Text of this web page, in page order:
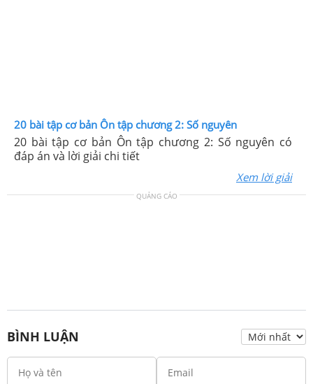
20 bài tập cơ bản Ôn tập chương 2: Số nguyên
20 bài tập cơ bản Ôn tập chương 2: Số nguyên có
đáp án và lời giải chi tiết
Xem lời giải
QUẢNG CÁO
BÌNH LUẬN